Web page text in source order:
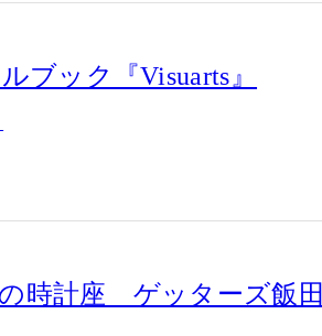
ブック『Visuarts』
時計座 ゲッターズ飯